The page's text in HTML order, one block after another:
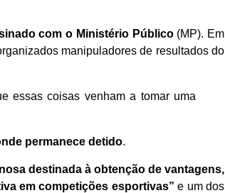
com o Ministério Público(MP). Em
manipuladores de resultados do
essas coisas venham a tomar uma
permanece detido.
destinada à obtenção de vantagens,
em competições esportivas” e um dos